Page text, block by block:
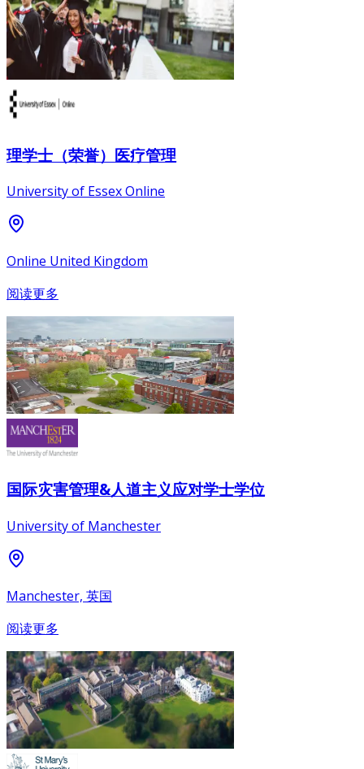
理学士（荣誉）医疗管理
University of Essex Online
Online United Kingdom
阅读更多
国际灾害管理&人道主义应对学士学位
University of Manchester
Manchester, 英国
阅读更多